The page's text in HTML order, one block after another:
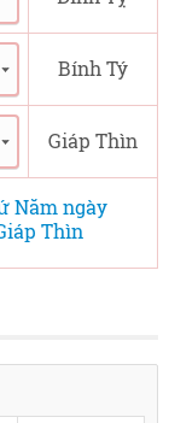
Bính Tý
Giáp Thìn
Năm ngày
Thìn